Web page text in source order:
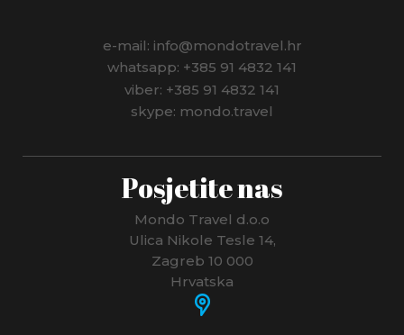
e-mail: info@mondotravel.hr
whatsapp: +385 91 4832 141
viber: +385 91 4832 141
skype: mondo.travel
Posjetite nas
Mondo Travel d.o.o
Ulica Nikole Tesle 14,
Zagreb 10 000
Hrvatska